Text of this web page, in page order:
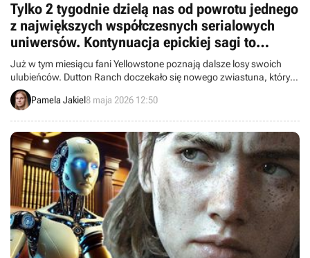
Tylko 2 tygodnie dzielą nas od powrotu jednego
z największych współczesnych serialowych
uniwersów. Kontynuacja epickiej sagi to
najważniejsza premiera miesiąca
SkyShowtime
Już w tym miesiącu fani Yellowstone poznają dalsze losy swoich
ulubieńców. Dutton Ranch doczekało się nowego zwiastuna, który
zapowiada pełną emocji i akcji kontynuację.
Pamela Jakiel8 maja 2026 12:50